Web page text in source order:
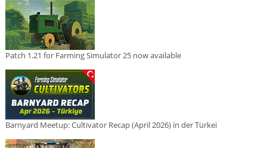
Patch 1.21 for Farming Simulator 25 now available
Barnyard Meetup: Cultivator Recap (April 2026) in der Türkei